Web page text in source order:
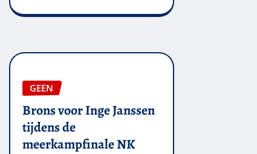
GEEN
Brons voor Inge Janssen
tijdens de
meerkampfinale NK